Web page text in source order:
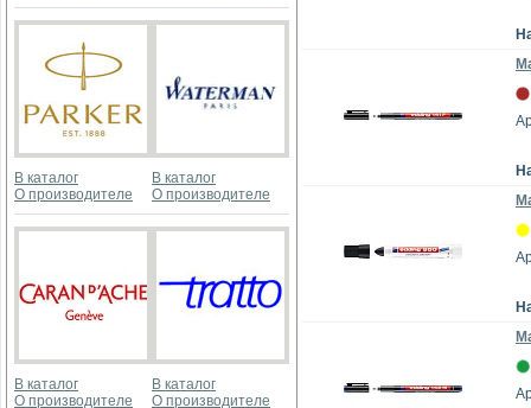
В каталог
О производителе
В каталог
О производителе
В каталог
О производителе
В каталог
О производителе